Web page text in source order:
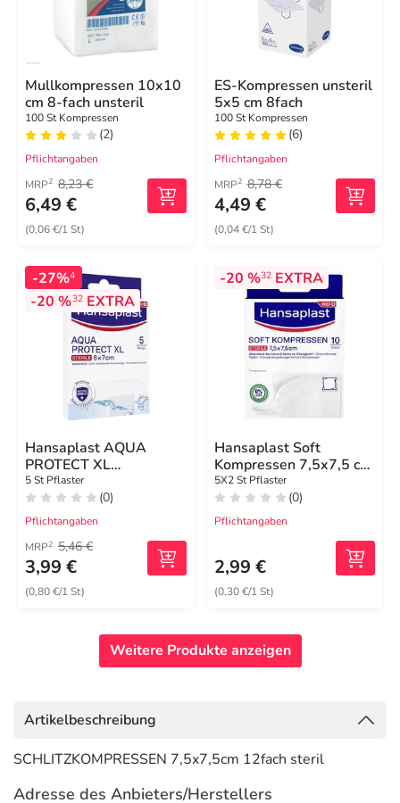
Mullkompressen 10x10
cm 8-fach unsteril
100 St Kompressen
(2)
Pflichtangaben
MRP2 8,23 €
6,49 €
(0,06 €/1 St)
ES-Kompressen unsteril
5x5 cm 8fach
100 St Kompressen
(6)
Pflichtangaben
MRP2 8,78 €
4,49 €
(0,04 €/1 St)
-27%4
-20 %32EXTRA
Hansaplast AQUA
PROTECT XL
Wundverband steril 6x7
cm
5 St Pflaster
(0)
Pflichtangaben
MRP2 5,46 €
3,99 €
(0,80 €/1 St)
-20 %32 EXTRA
Hansaplast Soft
Kompressen 7,5x7,5 cm
steril
5X2 St Pflaster
(0)
Pflichtangaben
2,99 €
(0,30 €/1 St)
Weitere Produkte anzeigen
Artikelbeschreibung
SCHLITZKOMPRESSEN 7,5x7,5cm 12fach steril
Adresse des Anbieters/Herstellers